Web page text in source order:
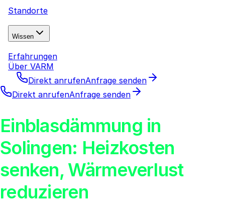
Standorte
Wissen
Erfahrungen
Über VARM
Direkt anrufenAnfrage senden
Direkt anrufenAnfrage senden
Einblasdämmung in
Solingen: Heizkosten
senken, Wärmeverlust
reduzieren